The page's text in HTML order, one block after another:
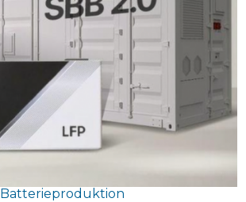
Batterieproduktion